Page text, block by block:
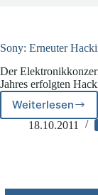
Sony: Erneuter
Der
Jahres erfolgten
Weiterlesen
Sony:
Erneuter
18.10.2011